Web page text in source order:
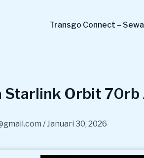
Transgo Connect –
Starlink Orbit
/Januari 30, 2026